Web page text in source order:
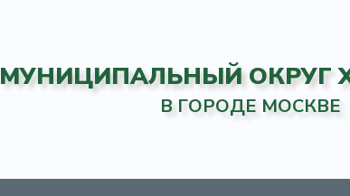
МУНИЦИПАЛЬНЫЙ ОКРУГ
В ГОРОДЕ МОСКВЕ